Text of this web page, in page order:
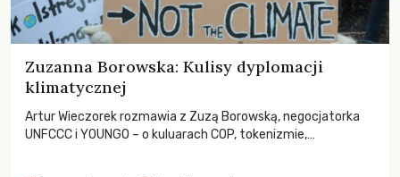
Zuzanna Borowska: Kulisy dyplomacji
klimatycznej
Artur Wieczorek rozmawia z Zuzą Borowską, negocjatorka
UNFCCC i YOUNGO – o kuluarach COP, tokenizmie,